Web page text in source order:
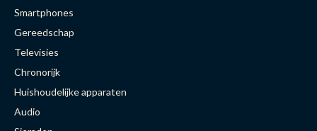
Smartphones
Gereedschap
Televisies
Chronorijk
Huishoudelijke apparaten
Audio